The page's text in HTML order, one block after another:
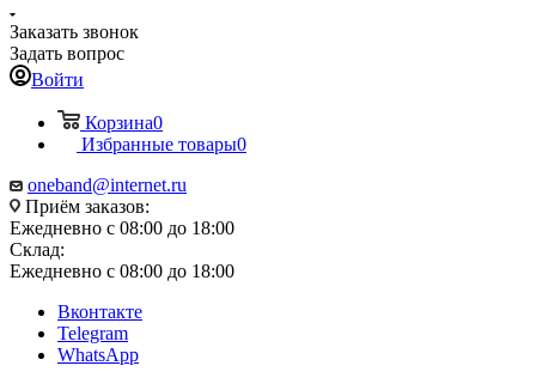
Заказать звонок
Задать вопрос
Войти
Корзина0
Избранные товары0
oneband@internet.ru
Приём заказов:
Ежедневно с 08:00 до 18:00
Склад:
Ежедневно с 08:00 до 18:00
Вконтакте
Telegram
WhatsApp